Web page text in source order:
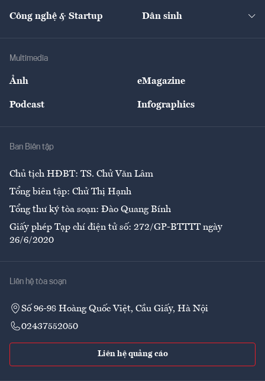
Tư vấn Nông sản
Giải trí
Công nghệ & Startup Dân sinh
Multimedia
Ảnh eMagazine
Podcast Infographics
Ban Biên tập
Chủ tịch HĐBT: TS. Chử Văn Lâm
Tổng biên tập: Chử Thị Hạnh
Tổng thư ký tòa soạn: Đào Quang Bính
Giấy phép Tạp chí điện tử số: 272/GP-BTTTT ngày
26/6/2020
Liên hệ tòa soạn
Số 96-98 Hoàng Quốc Việt, Cầu Giấy, Hà Nội
02437552050
Liên hệ quảng cáo